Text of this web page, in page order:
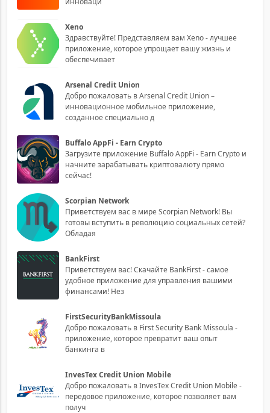
Xeno
Здравствуйте! Представляем вам Xeno - лучшее
приложение, которое упрощает вашу жизнь и
обеспечивает
Arsenal Credit Union
Добро пожаловать в Arsenal Credit Union –
инновационное мобильное приложение,
созданное специально д
Buffalo AppFi - Earn Crypto
Загрузите приложение Buffalo AppFi - Earn Crypto и
начните зарабатывать криптовалюту прямо
сейчас!
Scorpian Network
Приветствуем вас в мире Scorpian Network! Вы
готовы вступить в революцию социальных сетей?
Обладая
BankFirst
Приветствуем вас! Скачайте BankFirst - самое
удобное приложение для управления вашими
финансами! Нез
FirstSecurityBankMissoula
Добро пожаловать в First Security Bank Missoula -
приложение, которое превратит ваш опыт
банкинга в
InvesTex Credit Union Mobile
Добро пожаловать в InvesTex Credit Union Mobile -
передовое приложение, которое позволяет вам
получ